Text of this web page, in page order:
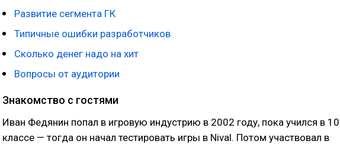
Развитие сегмента ГК
Типичные ошибки разработчиков
Сколько денег надо на хит
Вопросы от аудитории
Знакомство с гостями
Иван Федянин попал в игровую индустрию в 2002 году, пока учился в 10
классе — тогда он начал тестировать игры в Nival. Потом участвовал в